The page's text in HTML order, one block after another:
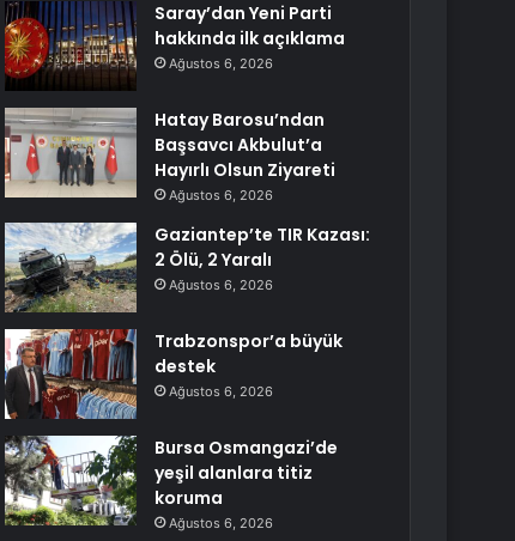
Saray’dan Yeni Parti
hakkında ilk açıklama
Ağustos 6, 2026
Hatay Barosu’ndan
Başsavcı Akbulut’a
Hayırlı Olsun Ziyareti
Ağustos 6, 2026
Gaziantep’te TIR Kazası:
2 Ölü, 2 Yaralı
Ağustos 6, 2026
Trabzonspor’a büyük
destek
Ağustos 6, 2026
Bursa Osmangazi’de
yeşil alanlara titiz
koruma
Ağustos 6, 2026